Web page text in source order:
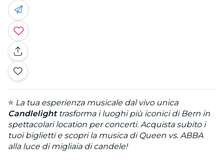
⭐ La tua esperienza musicale dal vivo unica
Candlelighttrasforma i luoghi più iconici di Bern in
spettacolari location per concerti. Acquista subito i
tuoi biglietti e scopri la musica di Queen vs. ABBA
alla luce di migliaia di candele!